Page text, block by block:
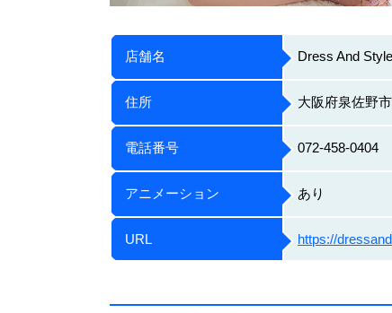
店舗名 Dress And
住所 大阪府泉佐野
電話番号 072-458-0404
アニメーション あり
URL https://